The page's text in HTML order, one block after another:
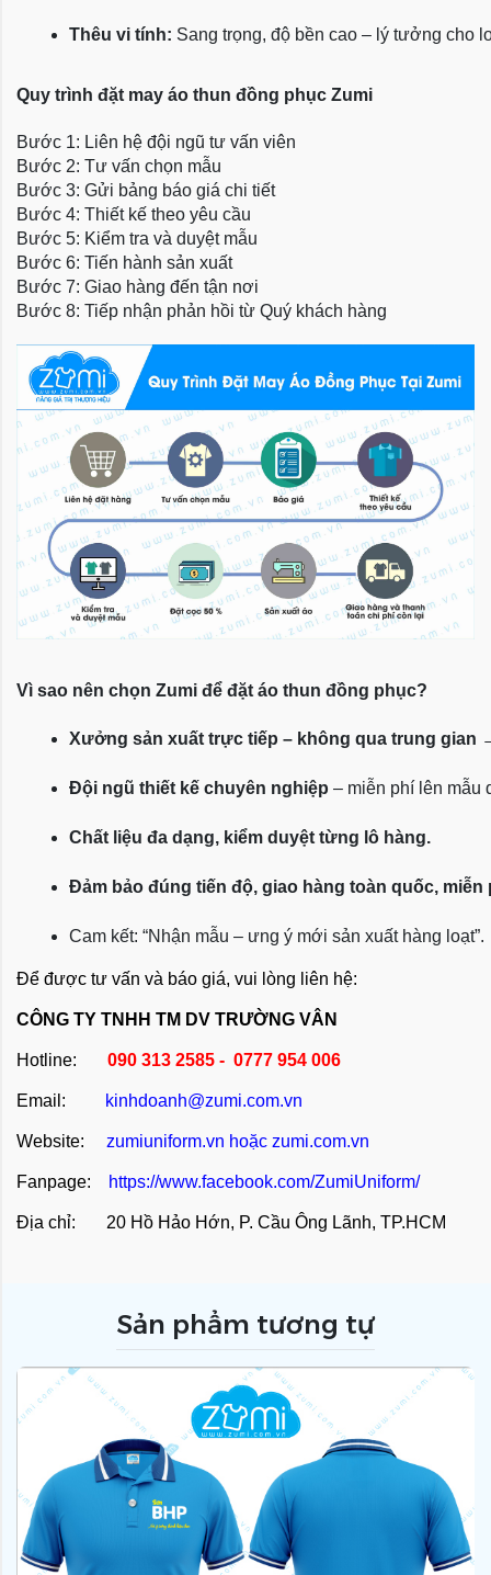
Thêu vi tính: Sang trọng, độ bền cao – lý tưởng cho
Quy trình đặt may áo thun đồng phục Zumi
Bước 1: Liên hệ đội ngũ tư vấn viên
Bước 2: Tư vấn chọn mẫu
Bước 3: Gửi bảng báo giá chi tiết
Bước 4: Thiết kế theo yêu cầu
Bước 5: Kiểm tra và duyệt mẫu
Bước 6: Tiến hành sản xuất
Bước 7: Giao hàng đến tận nơi
Bước 8: Tiếp nhận phản hồi từ Quý khách hàng
Vì sao nên chọn Zumi để đặt áo thun đồng phục?
Xưởng sản xuất trực tiếp – không qua trung gian
Đội ngũ thiết kế chuyên nghiệp – miễn phí lên mẫu
Chất liệu đa dạng, kiểm duyệt từng lô hàng.
Đảm bảo đúng tiến độ, giao hàng toàn quốc, miễn
Cam kết: “Nhận mẫu – ưng ý mới sản xuất hàng loạt”.
Để được tư vấn và báo giá, vui lòng liên hệ:
CÔNG TY TNHH TM DV TRƯỜNG VÂN
Hotline: 090 313 2585 - 0777 954 006
Email: kinhdoanh@zumi.com.vn
Website: zumiuniform.vn hoặc zumi.com.vn
Fanpage: https://www.facebook.com/ZumiUniform/
Địa chỉ: 20 Hồ Hảo Hớn, P. Cầu Ông Lãnh, TP.HCM
Sản phẩm tương tự